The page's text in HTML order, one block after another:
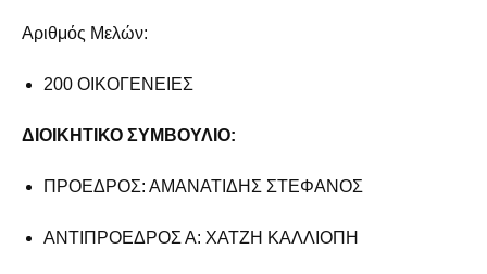
Αριθμός Μελών:
200 ΟΙΚΟΓΕΝΕΙΕΣ
ΔΙΟΙΚΗΤΙΚΟ ΣΥΜΒΟΥΛΙΟ:
ΠΡΟΕΔΡΟΣ: ΑΜΑΝΑΤΙΔΗΣ ΣΤΕΦΑΝΟΣ
ΑΝΤΙΠΡΟΕΔΡΟΣ Α: ΧΑΤΖΗ ΚΑΛΛΙΟΠΗ